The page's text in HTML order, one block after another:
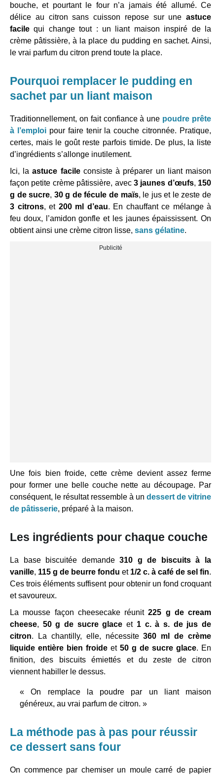
bouche, et pourtant le four n’a jamais été allumé. Ce
délice au citron sans cuisson repose sur une astuce
facile qui change tout : un liant maison inspiré de la
crème pâtissière, à la place du pudding en sachet. Ainsi,
le vrai parfum du citron prend toute la place.
Pourquoi remplacer le pudding en
sachet par un liant maison
Traditionnellement, on fait confiance à une poudre prête
à l’emploipour faire tenir la couche citronnée. Pratique,
certes, mais le goût reste parfois timide. De plus, la liste
d’ingrédients s’allonge inutilement.
Ici, laastuce facileconsiste à préparer un liant maison
façon petite crème pâtissière, avec 3 jaunes d’œufs, 150
g de sucre, 30 g de fécule de maïs, le jus et le zeste de
3 citrons, et 200 ml d’eau. En chauffant ce mélange à
feu doux, l’amidon gonfle et les jaunes épaississent. On
obtient ainsi une crème citron lisse, sans gélatine.
Une fois bien froide, cette crème devient assez ferme
pour former une belle couche nette au découpage. Par
conséquent, le résultat ressemble à un dessert de vitrine
de pâtisserie, préparé à la maison.
Les ingrédients pour chaque couche
La base biscuitée demande310 g de biscuits à la
vanille, 115 g de beurre fondu et 1/2 c. à café de sel fin.
Ces trois éléments suffisent pour obtenir un fond croquant
et savoureux.
La mousse façon cheesecake réunit225 g de cream
cheese, 50 g de sucre glace et 1 c. à s. de jus de
citron. La chantilly, elle, nécessite360 ml de crème
liquide entière bien froide et 50 g de sucre glace. En
finition, des biscuits émiettés et du zeste de citron
viennent habiller le dessus.
« On remplace la poudre par un liant maison
généreux, au vrai parfum de citron. »
La méthode pas à pas pour réussir
ce dessert sans four
On commence par chemiser un moule carré de papier